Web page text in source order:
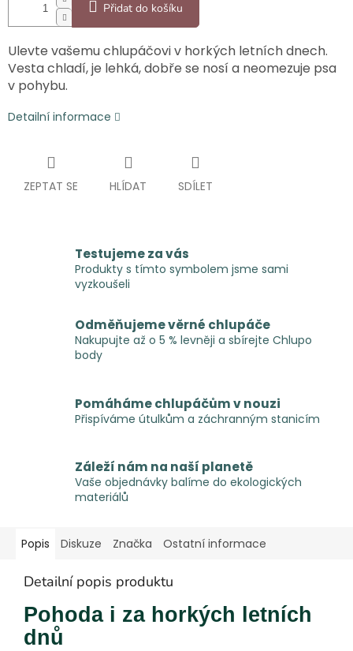
Přidat do košíku
Ulevte vašemu chlupáčovi v horkých letních dnech.
Vesta chladí, je lehká, dobře se nosí a neomezuje psa
v pohybu.
Detailní informace
ZEPTAT SE HLÍDAT SDÍLET
Testujeme za vás
Produkty s tímto symbolem jsme sami
vyzkoušeli
Odměňujeme věrné chlupáče
Nakupujte až o 5 % levněji a sbírejte Chlupo
body
Pomáháme chlupáčům v nouzi
Přispíváme útulkům a záchranným stanicím
Záleží nám na naší planetě
Vaše objednávky balíme do ekologických
materiálů
Popis Diskuze Značka Ostatní informace
Detailní popis produktu
Pohoda i za horkých letních
dnů